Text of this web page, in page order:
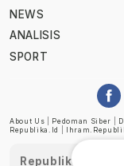
NEWS
ANALISIS
SPORT
About Us Pedoman Siber
Republika.id
Republika telah